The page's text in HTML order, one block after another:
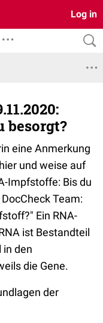
Log in
besorgt?
eine Anmerkung
und weise auf
Impfstoffe: Bis du
Team:
Ein RNA-
ist Bestandteil
in den
die Gene.
der